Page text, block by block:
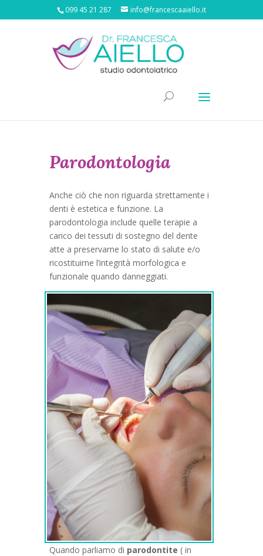
099 45 21 287 info@francescaaiello.it
Parodontologia
Anche ciò che non riguarda strettamente i
denti è estetica e funzione. La
parodontologia include quelle terapie a
carico dei tessuti di sostegno del dente
atte a preservarne lo stato di salute e/o
ricostituirne l’integrità morfologica e
funzionale quando danneggiati.
Quando parliamo di parodontite ( in